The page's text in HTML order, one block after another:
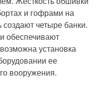
и гофрами на
создают четыре банки.
обеспечивают
установка
ее
вооружения.